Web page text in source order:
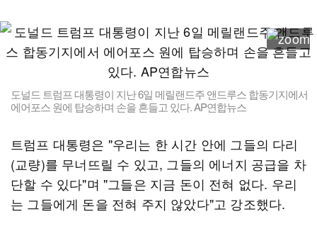
도널드 트럼프 대통령이 지난 6일 메릴랜드주 앤드루스 합동기지에서
에어포스 원에 탑승하며 손을 흔들고 있다. AP연합뉴스
트럼프 대통령은 "우리는 한 시간 안에 그들의 다리
(교량)를 무너뜨릴 수 있고, 그들의 에너지 공급을 차
단할 수 있다"며 "그들은 지금 돈이 전혀 없다. 우리
는 그들에게 돈을 전혀 주지 않았다"고 강조했다.